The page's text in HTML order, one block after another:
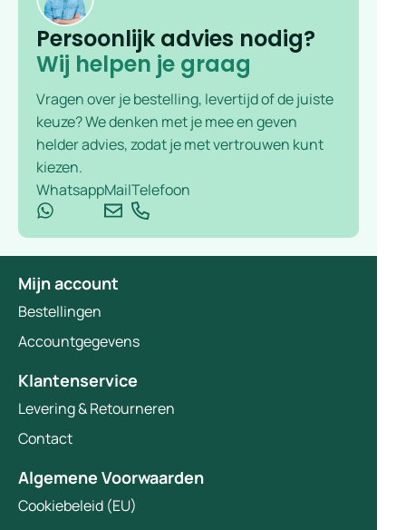
Persoonlijk advies nodig?
Wij helpen je graag
Vragen over je bestelling, levertijd of de juiste
keuze? We denken met je mee en geven
helder advies, zodat je met vertrouwen kunt
kiezen.
WhatsappMailTelefoon
Mijn account
Bestellingen
Accountgegevens
Klantenservice
Levering & Retourneren
Contact
Algemene Voorwaarden
Cookiebeleid (EU)